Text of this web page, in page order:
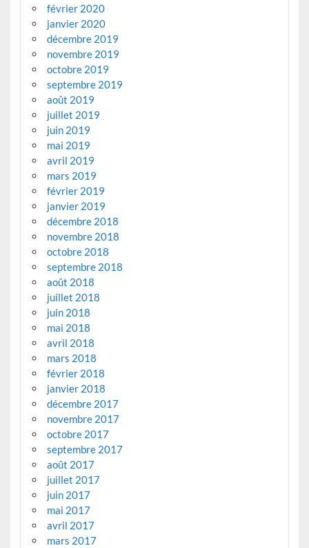
février 2020
janvier 2020
décembre 2019
novembre 2019
octobre 2019
septembre 2019
août 2019
juillet 2019
juin 2019
mai 2019
avril 2019
mars 2019
février 2019
janvier 2019
décembre 2018
novembre 2018
octobre 2018
septembre 2018
août 2018
juillet 2018
juin 2018
mai 2018
avril 2018
mars 2018
février 2018
janvier 2018
décembre 2017
novembre 2017
octobre 2017
septembre 2017
août 2017
juillet 2017
juin 2017
mai 2017
avril 2017
mars 2017